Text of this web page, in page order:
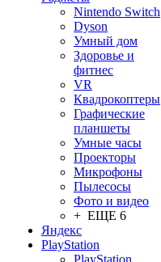
Nintendo Switch
Dyson
Умный дом
Здоровье и
фитнес
VR
Квадрокоптеры
Графические
планшеты
Умные часы
Проекторы
Микрофоны
Пылесосы
Фото и видео
+ ЕЩЕ 6
Яндекс
PlayStation
PlayStation